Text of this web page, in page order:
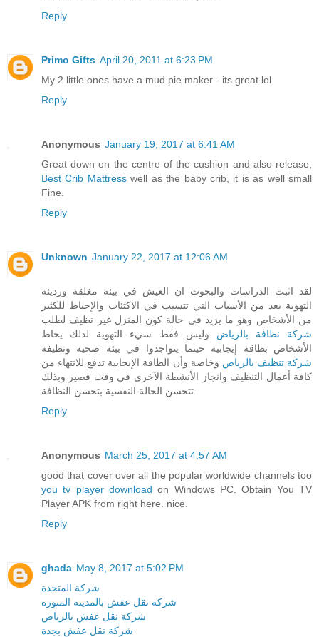
Reply
Primo Gifts April 20, 2011 at 6:23 PM
My 2 little ones have a mud pie maker - its great lol
Reply
Anonymous January 19, 2017 at 6:41 AM
Great down on the centre of the cushion and also release,
Best Crib Mattresswell as the baby crib, it is as well small
Fine.
Reply
Unknown January 22, 2017 at 12:06 AM
لقد اثبت الدراسات والبحوث ان العيش في بيئة مغلقة ورديئة
التهوية يعد من الأسباب التي تتسبب في الاكتئاب والإحباط للكثير
من الأشخاص وهو ما يزيد في حالة كون المنزل غير نظيف لطلب
شركة نظافة بالرياض وليس فقط سيء التهوية لذلك يحاط
الأشخاص بطاقة إيجابية حينما يتواجدوا في بيئة صحية ونظيفة
شركة تنظيف بالرياض وخاصة وأن الطاقة الإيجابية تدفع للانتهاء من
كافة أعمال التنظيف وانجاز الأنشطة الآخرى في وقت قصير وبذلك
Reply
Anonymous March 25, 2017 at 4:57 AM
good that cover over all the popular worldwide channels too
you tv player download on Windows PC. Obtain You TV
Player APK from right here. nice.
Reply
ghada May 8, 2017 at 5:02 PM
شركة المتحدة
شركة نقل عفش بالمدينة المنورة
شركة نقل عفش بالرياض
شركة نقل عفش بجدة